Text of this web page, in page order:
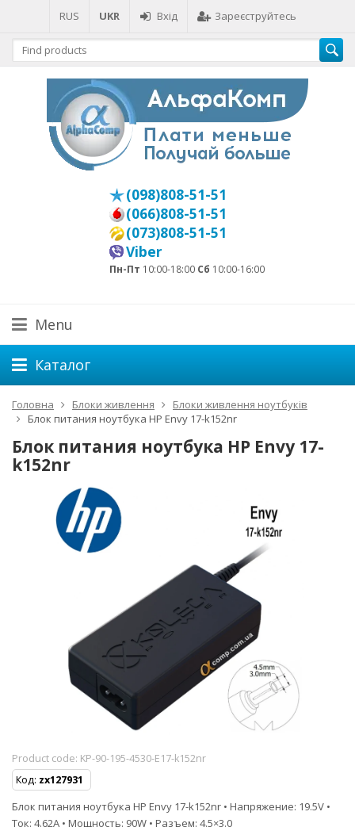
RUS UKR Вхід Зареєструйтесь
(098)808-51-51
(066)808-51-51
(073)808-51-51
Viber
Пн-Пт 10:00-18:00 Сб 10:00-16:00
Menu
Каталог
Головна Блоки живлення
Блоки живлення ноутбуків
Блок питания ноутбука HP Envy 17-k152nr
Блок питания ноутбука HP Envy 17-
k152nr
Product code: KP-90-195-4530-E17-k152nr
Код: zx127931
Блок питания ноутбука HP Envy 17-k152nr • Напряжение: 19.5V •
Ток: 4.62A • Мощность: 90W • Разъем: 4.5×3.0